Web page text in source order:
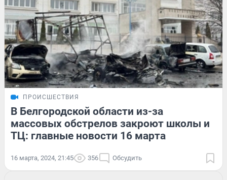
ПРОИСШЕСТВИЯ
В Белгородской области из-за
массовых обстрелов закроют школы и
ТЦ: главные новости 16 марта
16 марта, 2024, 21:45 356 Обсудить